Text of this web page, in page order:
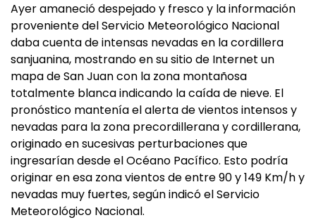
Ayer amaneció despejado y fresco y la información
proveniente del Servicio Meteorológico Nacional
daba cuenta de intensas nevadas en la cordillera
sanjuanina, mostrando en su sitio de Internet un
mapa de San Juan con la zona montañosa
totalmente blanca indicando la caída de nieve. El
pronóstico mantenía el alerta de vientos intensos y
nevadas para la zona precordillerana y cordillerana,
originado en sucesivas perturbaciones que
ingresarían desde el Océano Pacífico. Esto podría
originar en esa zona vientos de entre 90 y 149 Km/h y
nevadas muy fuertes, según indicó el Servicio
Meteorológico Nacional.